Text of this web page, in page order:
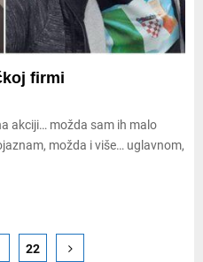
firmi
akciji… možda sam ih malo
možda i više… uglavnom,
22